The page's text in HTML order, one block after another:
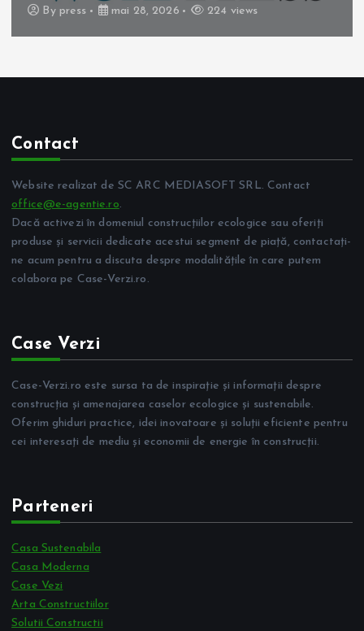
Bypress mai 10, 2026 262 views
Contact
Website realizat de SC ARC MEDIASOFT SRL. Contact
office@e-agentie.ro.
Dacă activezi în domeniul construcțiilor ecologice sau oferiți
produse și servicii dedicate acestui segment de piață, contactați-
ne acum pentru a discuta despre modalitățile în care putem
colabora pe Case-Verzi.ro.
Case Verzi
Case-Verzi.ro este sursa ta de inspirație și informații despre
construcția și amenajarea caselor ecologice și sustenabile.
Oferim ghiduri practice, idei inovatoare și soluții eficiente pentru
cei interesați de mediu și economii de energie în construcții.
Parteneri
Casa Sustenabila
Casa Moderna
Case Vezi
Arta Constructiilor
Solutii Constructii